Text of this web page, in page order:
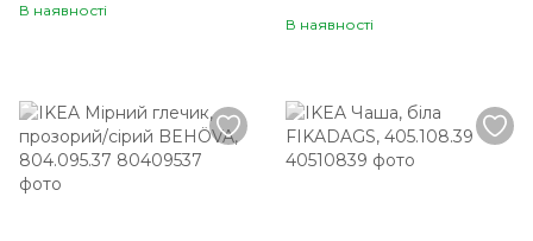
В наявності
В наявності